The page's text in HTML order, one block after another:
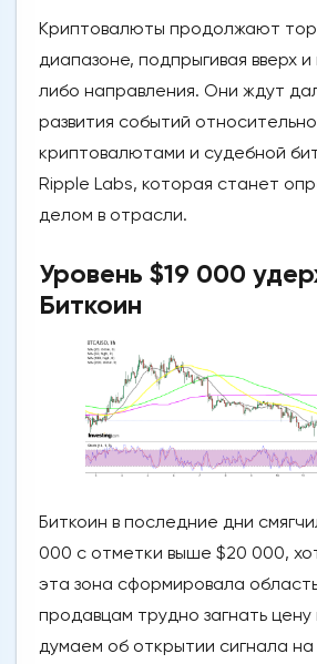
Криптовалюты продолжают
диапазоне, подпрыгивая вверх и
либо направления. Они ждут
развития событий
криптовалютами и судебной
Ripple Labs, которая станет
делом в отрасли.
Уровень $19 000
Биткоин
Биткоин в последние дни
000 с отметки выше $20 000,
эта зона сформировала
продавцам трудно загнать
думаем об открытии сигнала на